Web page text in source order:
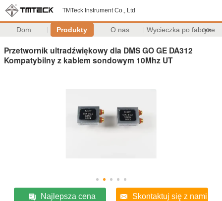
TMTeck Instrument Co., Ltd
Dom Produkty O nas Wycieczka po fabryce
>>
Przetwornik ultradźwiękowy dla DMS GO GE DA312
Kompatybilny z kablem sondowym 10Mhz UT
Najlepsza cena Skontaktuj się z nami